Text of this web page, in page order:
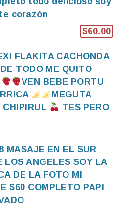
corazón
$60.00
FLAKITA CACHONDA
TODO ME QUITO
VEN BEBE PORTU
MEGUTA
CHIPIRUL
TES PERO
MASAJE EN EL SUR
LOS ANGELES SOY LA
DE LA FOTO MI
$60 COMPLETO PAPI